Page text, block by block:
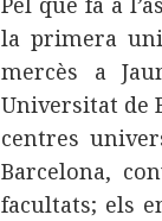
la primera
mercès a
Universitat de
centres
Barcelona,
facultats; els